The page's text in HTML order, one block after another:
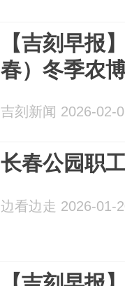
【吉刻早报
春）冬季农
吉刻新闻 2026-02-
长春公园职
边看边走 2026-01-